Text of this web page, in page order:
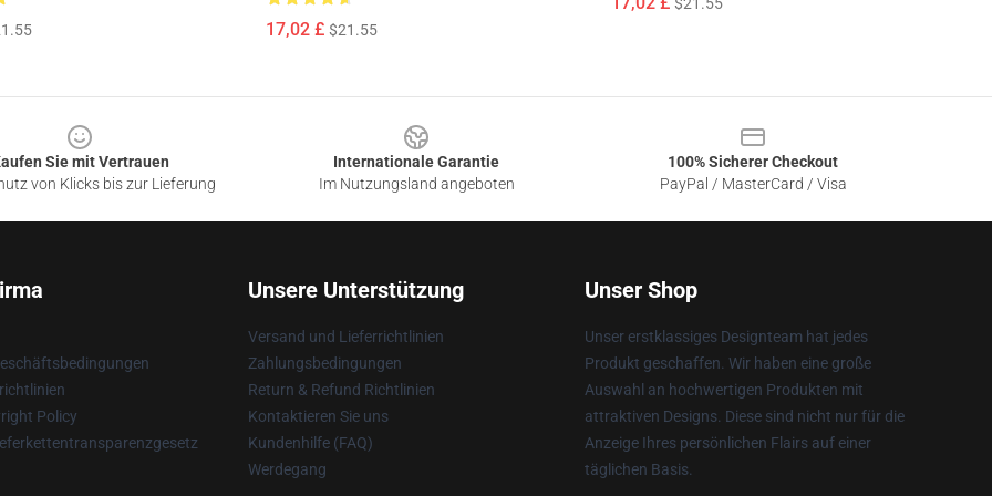
17,02 £ $21.55
Sie mit Vertrauen
von Klicks bis zur Lieferung
Internationale Garantie
Im Nutzungsland angeboten
100% Sicherer Checkout
PayPal / MasterCard / Visa
Policy
Unsere Unterstützung
Versand und Lieferrichtlinien
Zahlungsbedingungen
Return & Refund Richtlinien
Kontaktieren Sie uns
Kundenhilfe (FAQ)
Werdegang
Unser Shop
Unser erstklassiges Designteam hat jedes
Produkt geschaffen. Wir haben eine große
Auswahl an hochwertigen Produkten mit
attraktiven Designs. Diese sind nicht nur für die
Anzeige Ihres persönlichen Flairs auf einer
täglichen Basis.